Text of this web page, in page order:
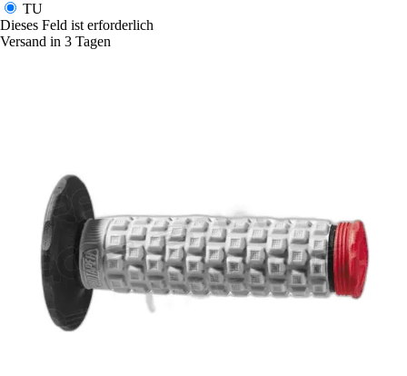
TU
Dieses Feld ist erforderlich
Versand in 3 Tagen